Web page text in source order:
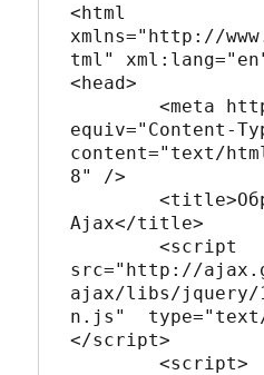
<html
xmlns="http://
tml"
<head>
	<meta http-
equiv="Content-
content="text/
8" />
	<title>Обратная связь.
Ajax</title>
	<script
src="http://
ajax/libs/jquery/
n.js"
</script>
	<script>